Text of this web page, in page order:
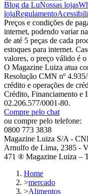
Blog da LuNossas lojas
lojaRegulamento
Preços e condições de
internet, podendo variar
de até 5 peças de cada
estoques para internet.
valores, o preço válido é o
O Magazine Luiza atua
Resolução CMN nº
crédito e operações de
Crédito, Financiamento e
02.206.577/0001-80.
Compre pelo chat
ou compre pelo telefone:
0800 773 3838
Magazine Luiza S/A -
Arnulfo de Lima, 2385 -
471 ® Magazine Luiza –
Home
>mercado
>Alimentos